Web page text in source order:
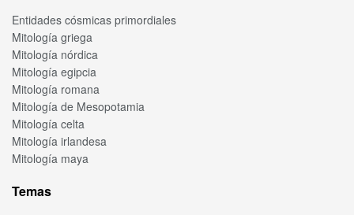
Entidades cósmicas primordiales
Mitología griega
Mitología nórdica
Mitología egipcia
Mitología romana
Mitología de Mesopotamia
Mitología celta
Mitología irlandesa
Mitología maya
Temas